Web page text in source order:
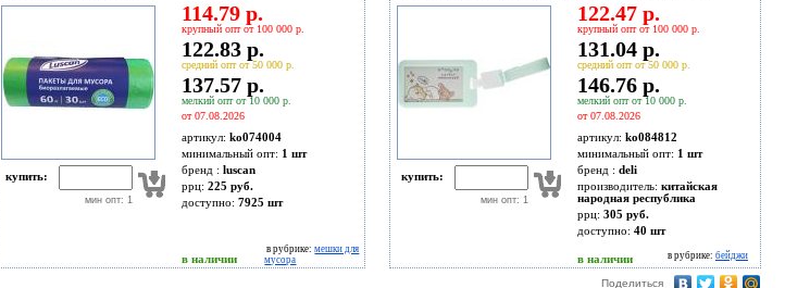
купить:
мин опт: 1
114.79 р.
крупный опт от 100 000 р.
122.83 р.
средний опт от 50 000 р.
137.57 р.
мелкий опт от 10 000 р.
от 07.08.2026
артикул:ko074004
минимальный опт: 1 шт
бренд :luscan
ррц:225 руб.
доступно:7925 шт
в наличии
в рубрике:мешки для
мусора
купить:
мин опт: 1
122.47 р.
крупный опт от 100 000 р.
131.04 р.
средний опт от 50 000 р.
146.76 р.
мелкий опт от 10 000 р.
от 07.08.2026
артикул: ko084812
минимальный опт: 1 шт
бренд : deli
производитель: китайская
народная республика
ррц: 305 руб.
доступно: 40 шт
в наличии в рубрике: бейджи
Поделиться